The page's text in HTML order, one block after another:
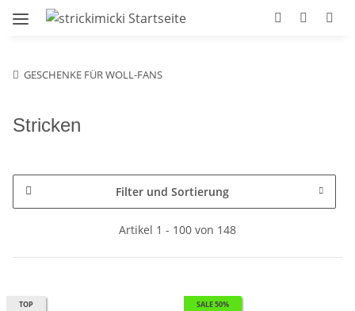
GESCHENKE FÜR WOLL-FANS
Stricken
Filter und Sortierung
Artikel 1 - 100 von 148
TOP SALE 50%